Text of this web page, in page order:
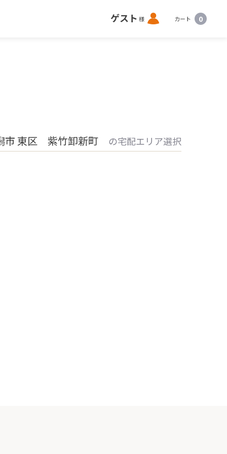
ゲスト 様 ロ
グ
カート 0
東区 紫竹卸新町 の宅配エリア選択